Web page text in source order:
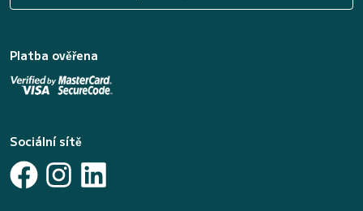
Platba ověřena
Sociální sítě